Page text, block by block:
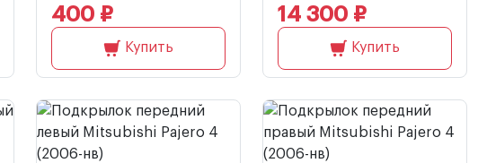
400 ₽
Купить
14 300 ₽
Купить